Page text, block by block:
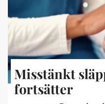
Misstänkt
fortsätter